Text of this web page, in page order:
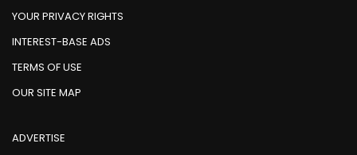
YOUR PRIVACY RIGHTS
INTEREST-BASE ADS
TERMS OF USE
OUR SITE MAP
ADVERTISE